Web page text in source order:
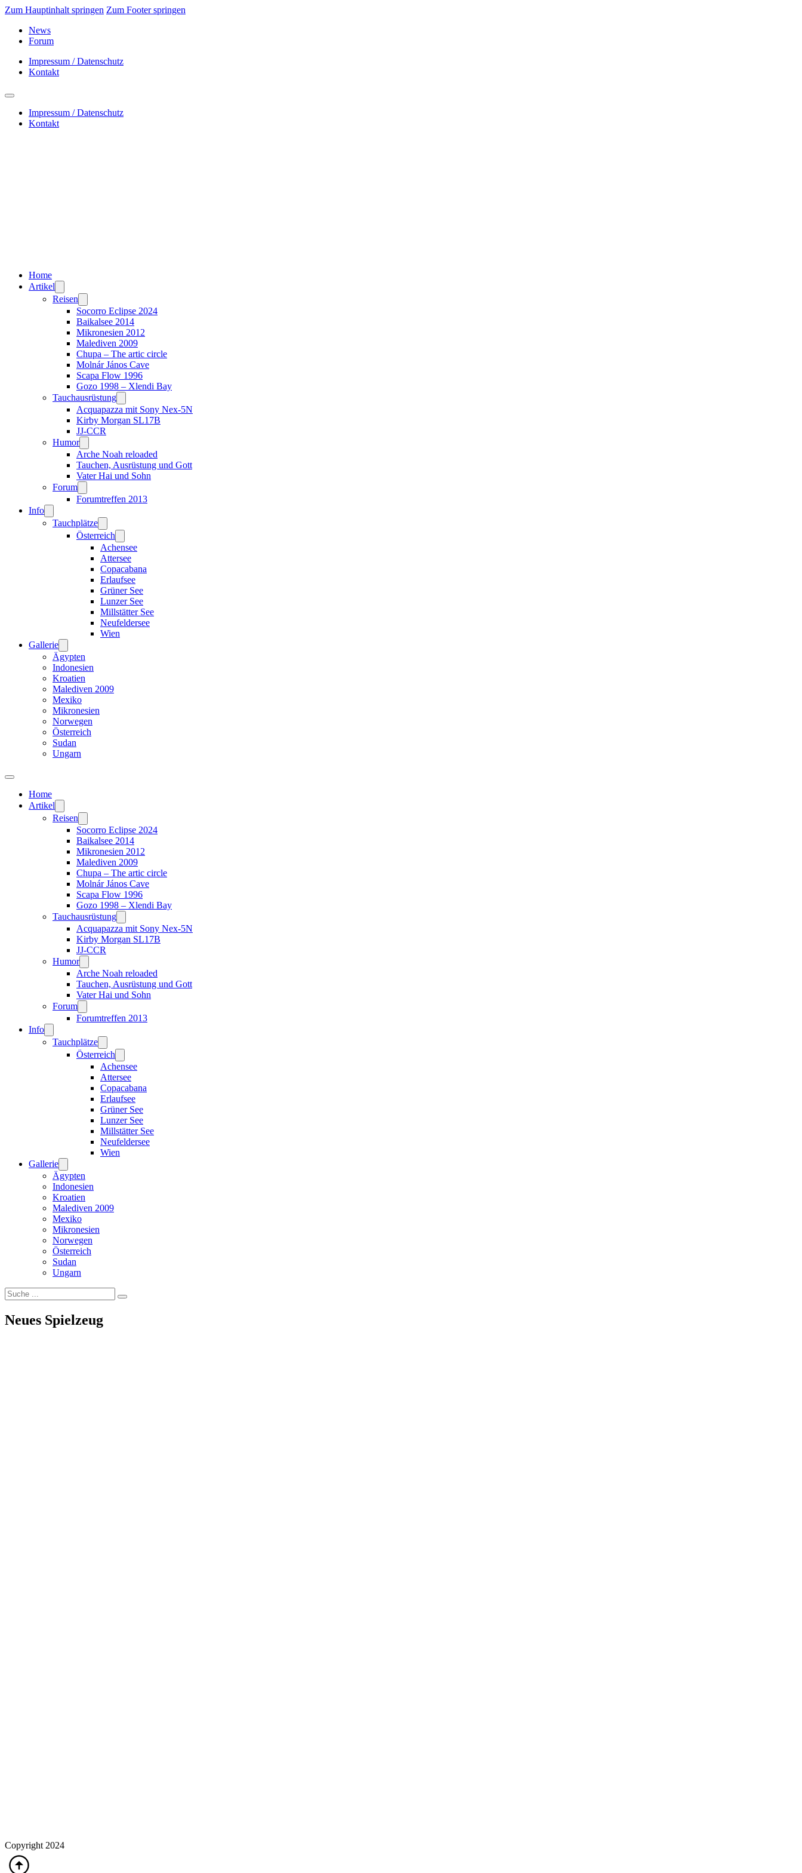
Zum Hauptinhalt springen Zum Footer springen
News
Forum
Impressum / Datenschutz
Kontakt
Impressum / Datenschutz
Kontakt
Home
Artikel
Reisen
Socorro Eclipse 2024
Baikalsee 2014
Mikronesien 2012
Malediven 2009
Chupa – The artic circle
Molnár János Cave
Scapa Flow 1996
Gozo 1998 – Xlendi Bay
Tauchausrüstung
Acquapazza mit Sony Nex-5N
Kirby Morgan SL17B
JJ-CCR
Humor
Arche Noah reloaded
Tauchen, Ausrüstung und Gott
Vater Hai und Sohn
Forum
Forumtreffen 2013
Info
Tauchplätze
Österreich
Achensee
Attersee
Copacabana
Erlaufsee
Grüner See
Lunzer See
Millstätter See
Neufeldersee
Wien
Gallerie
Ägypten
Indonesien
Kroatien
Malediven 2009
Mexiko
Mikronesien
Norwegen
Österreich
Sudan
Ungarn
Home
Artikel
Reisen
Socorro Eclipse 2024
Baikalsee 2014
Mikronesien 2012
Malediven 2009
Chupa – The artic circle
Molnár János Cave
Scapa Flow 1996
Gozo 1998 – Xlendi Bay
Tauchausrüstung
Acquapazza mit Sony Nex-5N
Kirby Morgan SL17B
JJ-CCR
Humor
Arche Noah reloaded
Tauchen, Ausrüstung und Gott
Vater Hai und Sohn
Forum
Forumtreffen 2013
Info
Tauchplätze
Österreich
Achensee
Attersee
Copacabana
Erlaufsee
Grüner See
Lunzer See
Millstätter See
Neufeldersee
Wien
Gallerie
Ägypten
Indonesien
Kroatien
Malediven 2009
Mexiko
Mikronesien
Norwegen
Österreich
Sudan
Ungarn
Suchen
Neues Spielzeug
Copyright 2024